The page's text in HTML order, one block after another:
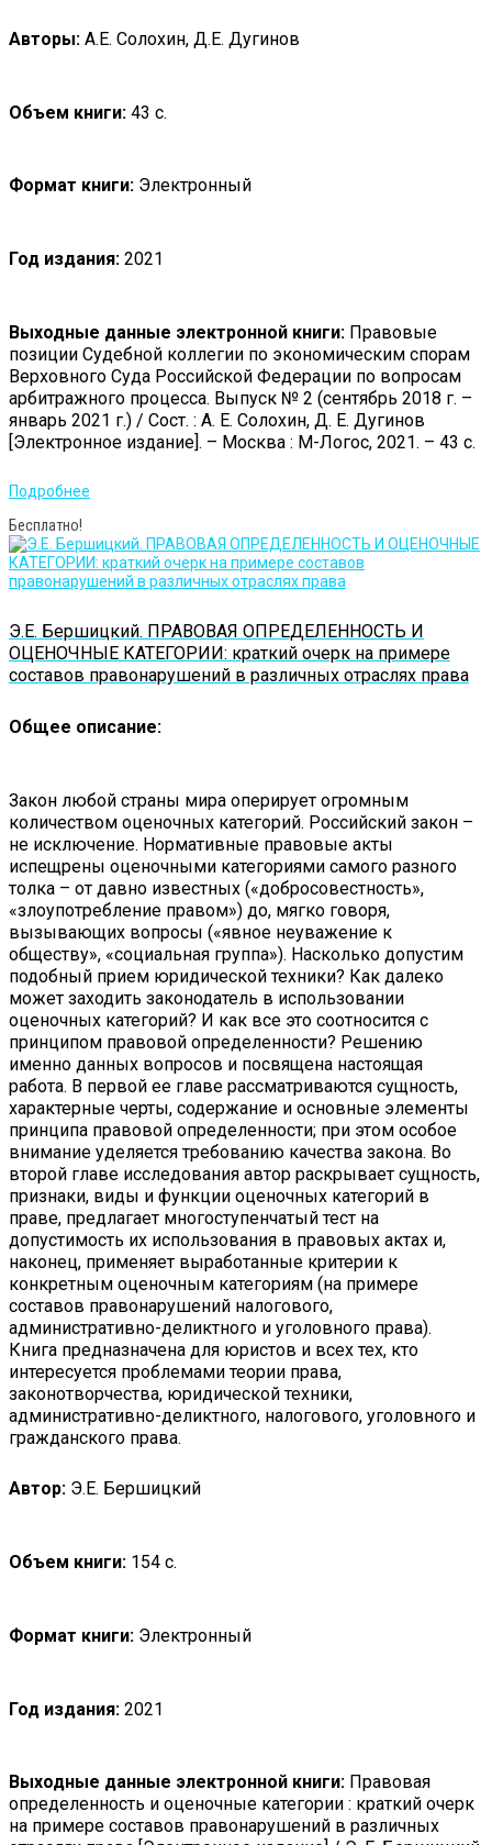
Авторы: А.Е. Солохин, Д.Е. Дугинов
Объем книги: 43 с.
Формат книги: Электронный
Год издания: 2021
Выходные данные электронной книги: Правовые
позиции Судебной коллегии по экономическим спорам
Верховного Суда Российской Федерации по вопросам
арбитражного процесса. Выпуск № 2 (сентябрь 2018 г. –
январь 2021 г.) / Сост. : А. Е. Солохин, Д. Е. Дугинов
[Электронное издание]. – Москва : М-Логос, 2021. – 43 с.
Подробнее
Бесплатно!
Э.Е. Бершицкий. ПРАВОВАЯ ОПРЕДЕЛЕННОСТЬ И
ОЦЕНОЧНЫЕ КАТЕГОРИИ: краткий очерк на примере
составов правонарушений в различных отраслях права
Общее описание:
Закон любой страны мира оперирует огромным
количеством оценочных категорий. Российский закон –
не исключение. Нормативные правовые акты
испещрены оценочными категориями самого разного
толка – от давно известных («добросовестность»,
«злоупотребление правом») до, мягко говоря,
вызывающих вопросы («явное неуважение к
обществу», «социальная группа»). Насколько допустим
подобный прием юридической техники? Как далеко
может заходить законодатель в использовании
оценочных категорий? И как все это соотносится с
принципом правовой определенности? Решению
именно данных вопросов и посвящена настоящая
работа. В первой ее главе рассматриваются сущность,
характерные черты, содержание и основные элементы
принципа правовой определенности; при этом особое
внимание уделяется требованию качества закона. Во
второй главе исследования автор раскрывает сущность,
признаки, виды и функции оценочных категорий в
праве, предлагает многоступенчатый тест на
допустимость их использования в правовых актах и,
наконец, применяет выработанные критерии к
конкретным оценочным категориям (на примере
составов правонарушений налогового,
административно-деликтного и уголовного права).
Книга предназначена для юристов и всех тех, кто
интересуется проблемами теории права,
законотворчества, юридической техники,
административно-деликтного, налогового, уголовного и
гражданского права.
Автор: Э.Е. Бершицкий
Объем книги: 154 с.
Формат книги: Электронный
Год издания: 2021
Выходные данные электронной книги: Правовая
определенность и оценочные категории : краткий очерк
на примере составов правонарушений в различных